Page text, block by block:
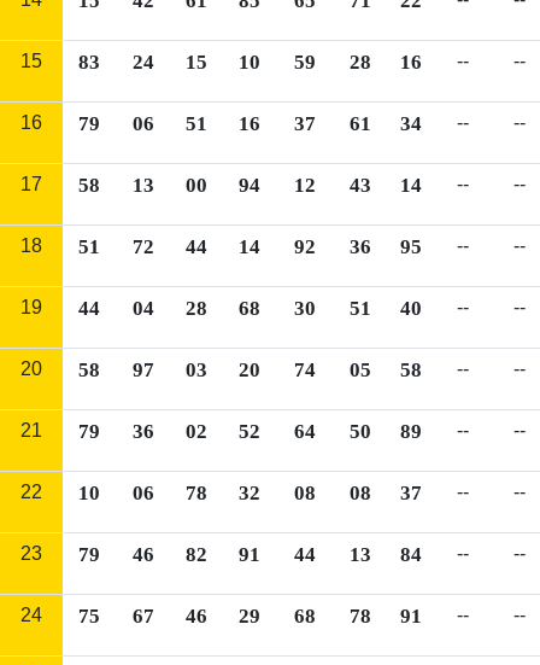
15 83 24 15 10 59 28 16 -- --
16 79 06 51 16 37 61 34 -- --
17 58 13 00 94 12 43 14 -- --
18 51 72 44 14 92 36 95 -- --
19 44 04 28 68 30 51 40 -- --
20 58 97 03 20 74 05 58 -- --
21 79 36 02 52 64 50 89 -- --
22 10 06 78 32 08 08 37 -- --
23 79 46 82 91 44 13 84 -- --
24 75 67 46 29 68 78 91 -- --